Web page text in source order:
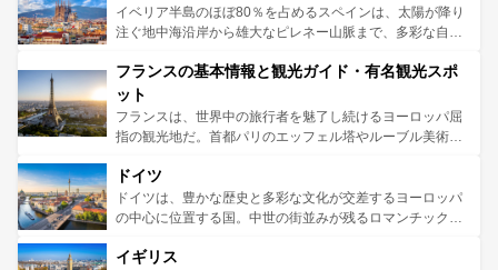
景など、自然景観も見逃せない。観光の合間には、本場の
ピザやパスタなど、絶品のイタリア料理を堪能することも
ませてくれるイタリアで、忘れられない旅をしてみよう！
なお、新着のイタリア情報は
しい。
イベリア半島のほぼ80％を占めるスペインは、太陽が降り
注ぐ地中海沿岸から雄大なピレネー山脈まで、多彩な自然
文化が根付くこの国では、情熱的なフラメンコ、熱気あふ
れる闘牛、そして美味しいタパスが生活の一部となってい
る。首都マドリードの洗練された雰囲気や、バルセロナの
アートに溢れた街角から、地方では古代ローマ遺跡や中世
せる。地方によって風土や気候が異なるスペインはその個
性で訪れる人を魅了する。 なお、新着のスペイン情報は コ
ンテンツ一覧を参照してほしい。
フランスの基本情報と観光ガイド・有名観光スポ
ット
フランスは、世界中の旅行者を魅了し続けるヨーロッパ屈
指の観光地だ。首都パリのエッフェル塔やルーブル美術館
で、幅広い魅力が詰まっている。華麗な宮殿、歴史的な大
聖堂、美しいビーチ、そして豊かな自然が、訪れる者を心
から魅了する。また、フランスは美食の国としても知ら
いる。シャンパンの発祥地であるランス、プロヴァンスの
ドイツ
ドイツは、豊かな歴史と多彩な文化が交差するヨーロッパ
の中心に位置する国。中世の街並みが残るロマンチック街
顔を持つこの国は、どこを歩いても飽きることがない。ベ
イギリス